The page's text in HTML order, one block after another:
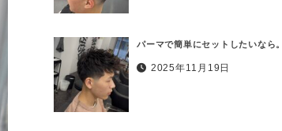
パーマで簡単にセットしたいなら。
2025年11月19日